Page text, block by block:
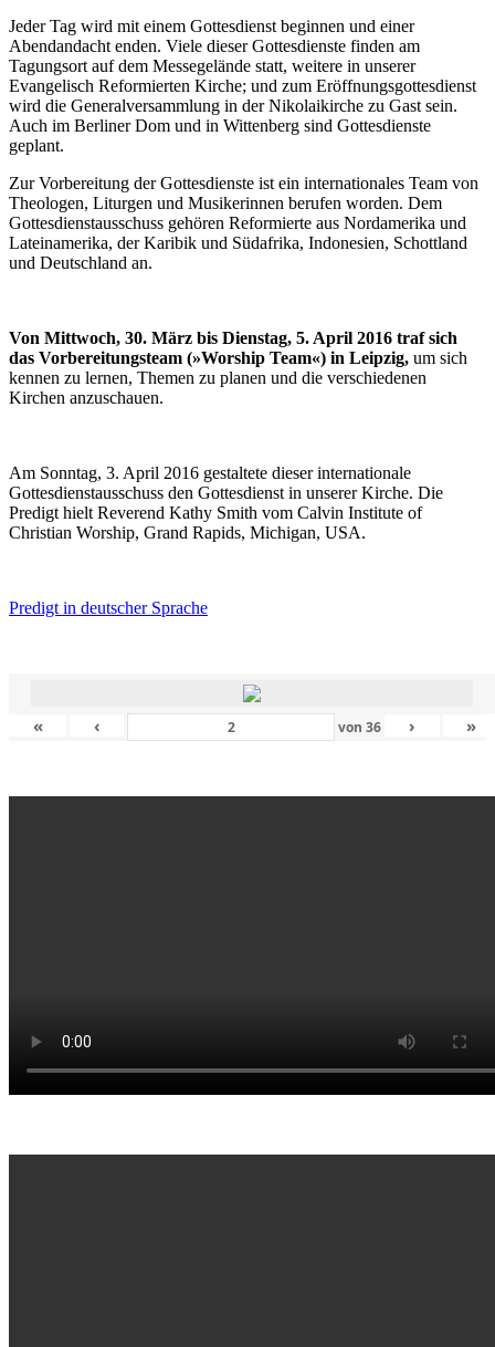
Jeder Tag wird mit einem Gottesdienst beginnen und einer
Abendandacht enden. Viele dieser Gottesdienste finden am
Tagungsort auf dem Messegelände statt, weitere in unserer
Evangelisch Reformierten Kirche; und zum Eröffnungsgottesdienst
wird die Generalversammlung in der Nikolaikirche zu Gast sein.
Auch im Berliner Dom und in Wittenberg sind Gottesdienste
geplant.
Zur Vorbereitung der Gottesdienste ist ein internationales Team von
Theologen, Liturgen und Musikerinnen berufen worden. Dem
Gottesdienstausschuss gehören Reformierte aus Nordamerika und
Lateinamerika, der Karibik und Südafrika, Indonesien, Schottland
und Deutschland an.
Von Mittwoch, 30. März bis Dienstag, 5. April 2016 traf sich
das Vorbereitungsteam (»Worship Team«) in Leipzig, um sich
kennen zu lernen, Themen zu planen und die verschiedenen
Kirchen anzuschauen.
Am Sonntag, 3. April 2016 gestaltete dieser internationale
Gottesdienstausschuss den Gottesdienst in unserer Kirche. Die
Predigt hielt Reverend Kathy Smith vom Calvin Institute of
Christian Worship, Grand Rapids, Michigan, USA.
Predigt in deutscher Sprache
« ‹ von36 › »